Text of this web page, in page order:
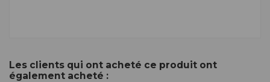
Les clients qui ont acheté ce produit ont
également acheté :